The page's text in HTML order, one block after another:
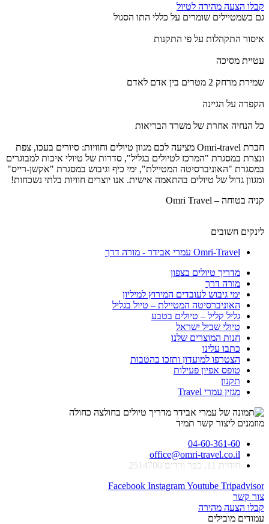
קבלו הצעה מהירה לטיול
גם כשמטיילים שומרים על כללי התו הסגול
איסור התקהלות על פי התקנות
עטיית מסיכה
שמירת מרחק 2 מטרים בין אדם לאדם
הקפדה על הגיינה
כל הנחיה אחרת של משרד הבריאות
חברת Omri-travel מציעה לכם מגוון טיולים וחוויות: סיורים בעכו, צפת
ונצרת במסגרת "המרכז לטיולים בגליל", סדרות של טיולי איכות למבוגרים
במסגרת "האוניברסיטה המטיילת", ימי כיף וגיבוש במסגרת "אקשן-רייס"
ומגוון גדול של טיולים בהתאמה אישית. אנו יוצרים חוויות בלתי נשכחות!
קניה בטוחה – Omri Travel
לינקים חשובים
Omri-Travel עמרי אבידר - מורה דרך
מדריך טיולים בצפון
מורה דרך
ימי גיבוש לעובדים המירוץ למיליון
האוניברסיטה המטיילת – טיול בגליל
גליל קליל – טיולים בטבע
טיולי שביל ישראל
חנות המוצרים שלנו
כתבו עלינו
הצטרפו למועדון ותזכו בהטבות
טופס אפיון פעילות
תקנון
מגזין עמרי Travel
מוזמנים ליצור קשר תמיד
04-60-361-60
office@omri-travel.co.il
חוחית 11, כפר ורדים 2514700
Facebook InstagramYoutube Tripadvisor
צור קשר
קבלו הצעה מהירה
עמודים מובילים